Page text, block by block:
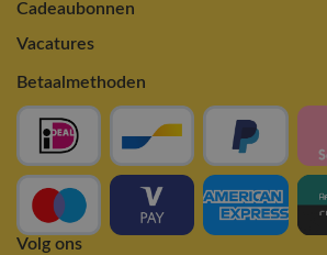
Cadeaubonnen
Vacatures
Betaalmethoden
Volg ons